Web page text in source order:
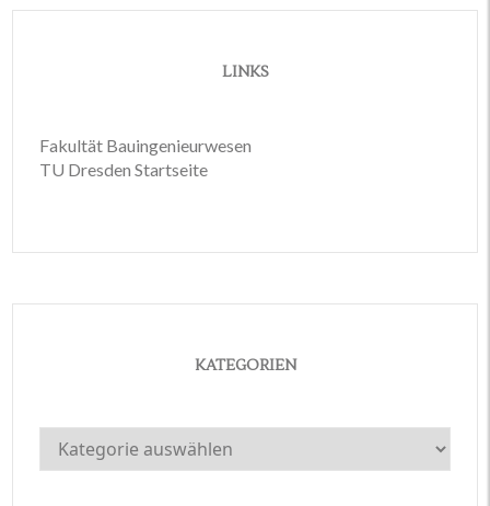
LINKS
Fakultät Bauingenieurwesen
TU Dresden Startseite
KATEGORIEN
Kategorien